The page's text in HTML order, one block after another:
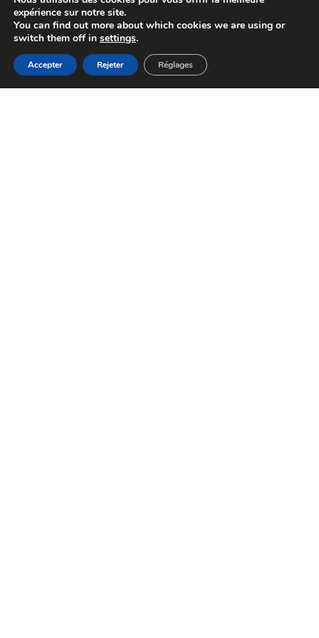
expérience sur notre site.
You can find out more about which cookies we are using or
switch them off in settings.
Accepter Rejeter Réglages